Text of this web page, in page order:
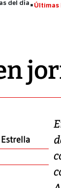
Últimas